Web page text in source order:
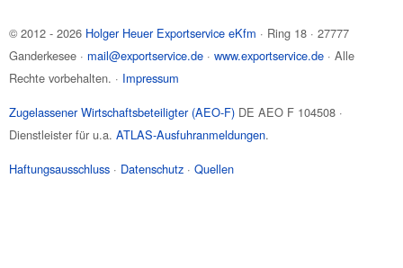
© 2012 - 2026 Holger Heuer Exportservice eKfm · Ring 18 ·27777
Ganderkesee · mail@exportservice.de ·www.exportservice.de · Alle
Rechte vorbehalten. · Impressum
Zugelassener Wirtschaftsbeteiligter (AEO-F) DE AEO F 104508 ·
Dienstleister für u.a.ATLAS-Ausfuhranmeldungen.
Haftungsausschluss · Datenschutz ·Quellen